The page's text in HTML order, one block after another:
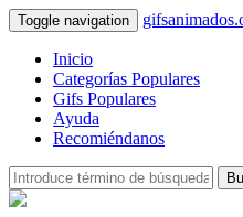
Toggle navigation
Inicio
Categorías Populares
Gifs Populares
Ayuda
Recomiéndanos